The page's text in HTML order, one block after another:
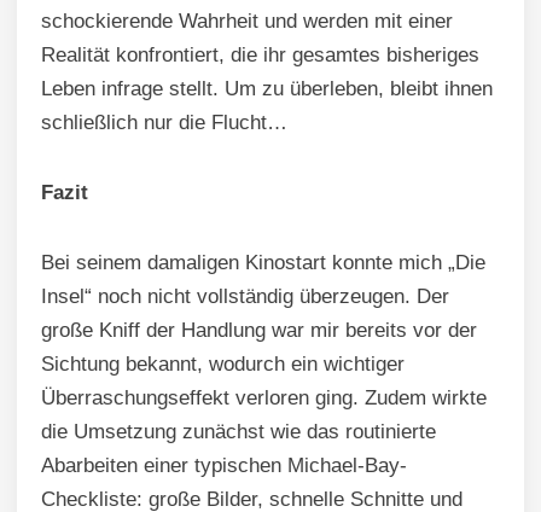
schockierende Wahrheit und werden mit einer
Realität konfrontiert, die ihr gesamtes bisheriges
Leben infrage stellt. Um zu überleben, bleibt ihnen
schließlich nur die Flucht…
Fazit
Bei seinem damaligen Kinostart konnte mich „Die
Insel“ noch nicht vollständig überzeugen. Der
große Kniff der Handlung war mir bereits vor der
Sichtung bekannt, wodurch ein wichtiger
Überraschungseffekt verloren ging. Zudem wirkte
die Umsetzung zunächst wie das routinierte
Abarbeiten einer typischen Michael-Bay-
Checkliste: große Bilder, schnelle Schnitte und